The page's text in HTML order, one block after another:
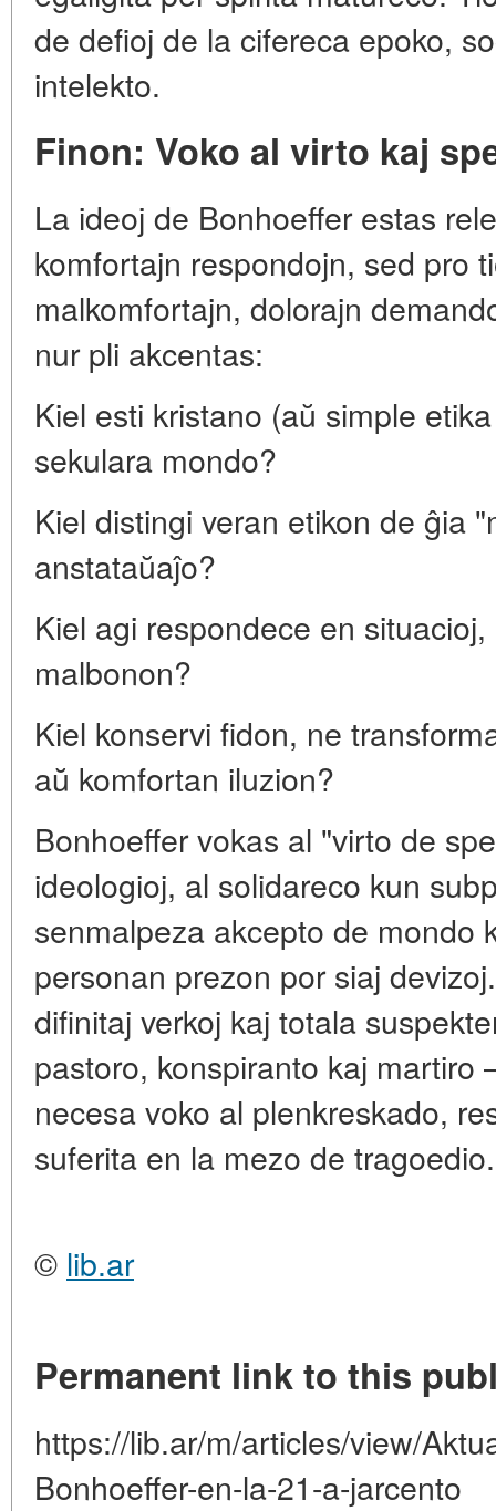
de defioj de la cifereca epoko,
intelekto.
Finon: Voko al virto kaj
La ideoj de Bonhoeffer estas
komfortajn respondojn, sed pro
malkomfortajn, dolorajn
nur pli akcentas:
Kiel esti kristano (aŭ simple
sekulara mondo?
Kiel distingi veran etikon de ĝia
anstataŭaĵo?
Kiel agi respondece en
malbonon?
Kiel konservi fidon, ne
aŭ komfortan iluzion?
Bonhoeffer vokas al "virto de
ideologioj, al solidareco kun
senmalpeza akcepto de mondo
personan prezon por siaj
difinitaj verkoj kaj totala
pastoro, konspiranto kaj martiro
necesa voko al plenkreskado,
suferita en la mezo de tragoedio.
© lib.ar
Permanent link to this
https://lib.ar/m/articles/view/
Bonhoeffer-en-la-21-a-jarcento